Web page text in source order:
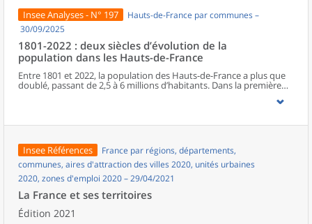
sur cinq occupé par une femme. Les élues municipales de la région
sont plus jeunes que leurs homologues masculins. En parallèle de
leurs fonctions politiques, elles occupent davantage que ces
et moins souvent des emplois de cadre ou des professions
intellectuelles supérieures.
Insee Analyses - N° 197
Hauts-de-France par communes –
30/09/2025
1801-2022 : deux siècles d’évolution de la
population dans les Hauts-de-France
Entre 1801 et 2022, la population des Hauts-de-France a plus que
doublé, passant de 2,5 à 6 millions d’habitants. Dans la première
moitié du XIXe siècle, l’essor régional est surtout porté par le Nord.
accélérant l’exode rural, bouleverse le peuplement de la région.
pays entre dans une phase de ralentissement démographique. En
première ligne lors des deux conflits mondiaux, les Hauts-de-
France retrouvent leur poids démographique d’avant la Première
Guerre dès les années 1950, à la faveur du baby-boom et de la
reconstruction. Depuis les années 1970, la population subit un
ralentissement, du fait d’une baisse progressive de l’excédent
naturel.
Insee Références
France par régions, départements,
communes, aires d'attraction des villes 2020, unités urbaines
2020, zones d'emploi 2020 – 29/04/2021
La France et ses territoires
Édition 2021